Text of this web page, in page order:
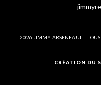
2026 JIMMY ARSENEAULT - TOUS
CRÉATION DU